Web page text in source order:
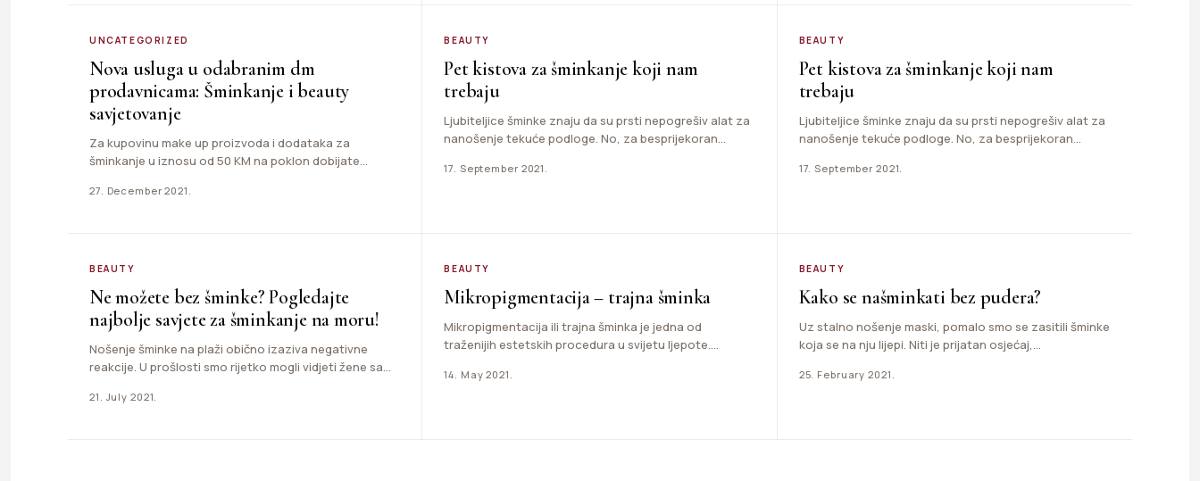
UNCATEGORIZED
Nova usluga u odabranim dm
prodavnicama: Šminkanje i beauty
savjetovanje
Za kupovinu make up proizvoda i dodataka za
šminkanje u iznosu od 50 KM na poklon dobijate
27. December 2021.
BEAUTY
Pet kistova za šminkanje koji nam
trebaju
Ljubiteljice šminke znaju da su prsti nepogrešiv alat za
nanošenje tekuće podloge. No, za besprijekoran
17. September 2021.
BEAUTY
Pet kistova za šminkanje koji nam
trebaju
Ljubiteljice šminke znaju da su prsti nepogrešiv alat za
nanošenje tekuće podloge. No, za besprijekoran
17. September 2021.
BEAUTY
Ne možete bez šminke? Pogledajte
najbolje savjete za šminkanje na moru!
Nošenje šminke na plaži obično izaziva negativne
reakcije. U prošlosti smo rijetko mogli vidjeti žene sa
21. July 2021.
BEAUTY
Mikropigmentacija – trajna šminka
Mikropigmentacija ili trajna šminka je jedna od
traženijih estetskih procedura u svijetu ljepote.
14. May 2021.
BEAUTY
Kako se našminkati bez pudera?
Uz stalno nošenje maski, pomalo smo se zasitili šminke
koja se na nju lijepi. Niti je prijatan osjećaj,…
25. February 2021.